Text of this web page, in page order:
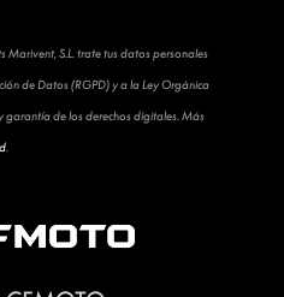
Marivent, S.L. trate tus datos personales
de Datos (RGPD) y a la Ley Orgánica
garantía de los derechos digitales. Más